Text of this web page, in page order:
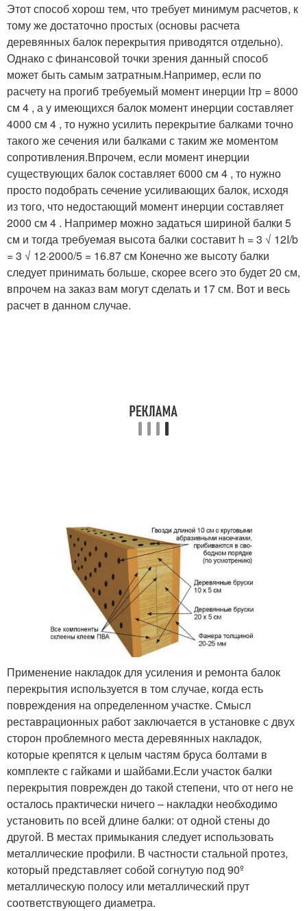
Этот способ хорош тем, что требует минимум расчетов, к
тому же достаточно простых (основы расчета
деревянных балок перекрытия приводятся отдельно).
Однако с финансовой точки зрения данный способ
может быть самым затратным.Например, если по
расчету на прогиб требуемый момент инерции Iтр = 8000
см 4 , а у имеющихся балок момент инерции составляет
4000 см 4 , то нужно усилить перекрытие балками точно
такого же сечения или балками с таким же моментом
сопротивления.Впрочем, если момент инерции
существующих балок составляет 6000 см 4 , то нужно
просто подобрать сечение усиливающих балок, исходя
из того, что недостающий момент инерции составляет
2000 см 4 . Например можно задаться шириной балки 5
см и тогда требуемая высота балки составит h = 3 √ 12I/b
= 3 √ 12·2000/5 = 16.87 см Конечно же высоту балки
следует принимать больше, скорее всего это будет 20 см,
впрочем на заказ вам могут сделать и 17 см. Вот и весь
расчет в данном случае.
Применение накладок для усиления и ремонта балок
перекрытия используется в том случае, когда есть
повреждения на определенном участке. Смысл
реставрационных работ заключается в установке с двух
сторон проблемного места деревянных накладок,
которые крепятся к целым частям бруса болтами в
комплекте с гайками и шайбами.Если участок балки
перекрытия поврежден до такой степени, что от него не
осталось практически ничего ‒ накладки необходимо
установить по всей длине балки: от одной стены до
другой. В местах примыкания следует использовать
металлические профили. В частности стальной протез,
который представляет собой согнутую под 90º
металлическую полосу или металлический прут
соответствующего диаметра.